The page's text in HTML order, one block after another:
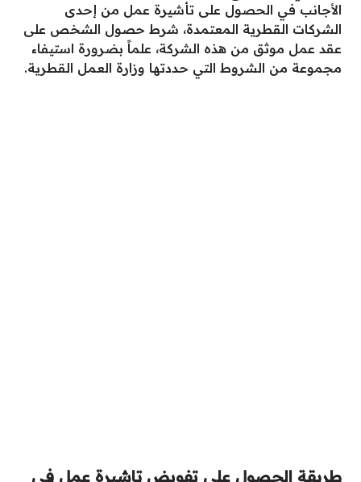
الأجانب في الحصول على تأشيرة عمل من إحدى
الشركات القطرية المعتمدة، شرط حصول الشخص على
عقد عمل موثق من هذه الشركة، علماً بضرورة استيفاء
مجموعة من الشروط التي حددتها وزارة العمل القطرية.
طريقة الحصول على تفويض تاشيرة عمل في